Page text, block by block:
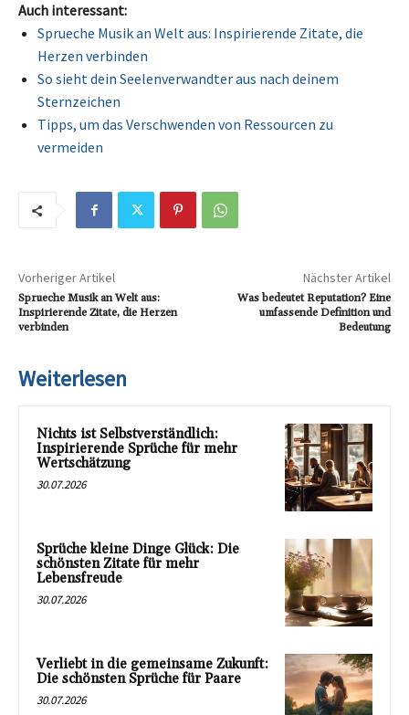
Auch interessant:
Sprueche Musik an Welt aus: Inspirierende Zitate, die
Herzen verbinden
So sieht dein Seelenverwandter aus nach deinem
Sternzeichen
Tipps, um das Verschwenden von Ressourcen zu
vermeiden
Vorheriger Artikel
Sprueche Musik an Welt aus:
Inspirierende Zitate, die Herzen
verbinden
Nächster Artikel
Was bedeutet Reputation? Eine
umfassende Definition und
Bedeutung
Weiterlesen
Nichts ist Selbstverständlich:
Inspirierende Sprüche für mehr
Wertschätzung
30.07.2026
Sprüche kleine Dinge Glück: Die
schönsten Zitate für mehr
Lebensfreude
30.07.2026
Verliebt in die gemeinsame Zukunft:
Die schönsten Sprüche für Paare
30.07.2026